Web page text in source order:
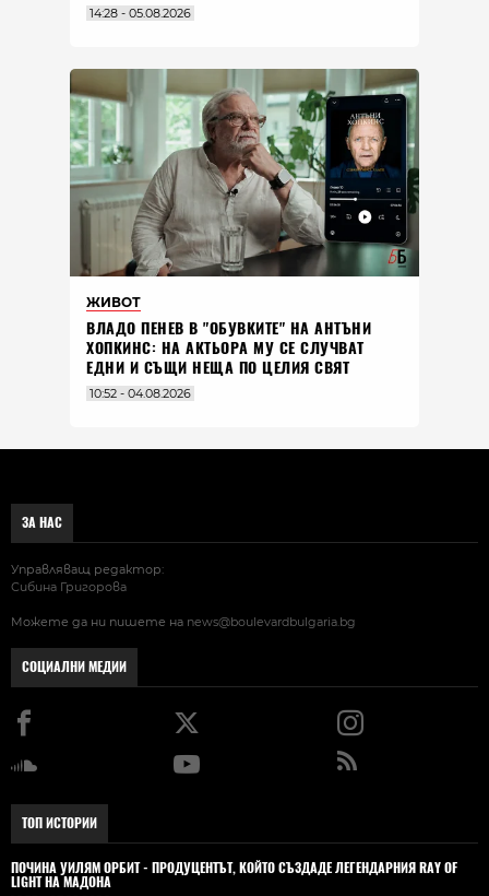
14:28 - 05.08.2026
ЖИВОТ
ВЛАДO ПЕНЕВ В "ОБУВКИТЕ" НА АНТЪНИ
ХОПКИНС: НА АКТЬОРА МУ СЕ СЛУЧВАТ
ЕДНИ И СЪЩИ НЕЩА ПО ЦЕЛИЯ СВЯТ
10:52 - 04.08.2026
ЗА НАС
Управляващ редактор:
Сибина Григорова
Можете да ни пишете на news@boulevardbulgaria.bg
СОЦИАЛНИ МЕДИИ
ТОП ИСТОРИИ
ПОЧИНА УИЛЯМ ОРБИТ - ПРОДУЦЕНТЪТ, КОЙТО СЪЗДАДЕ ЛЕГЕНДАРНИЯ RAY OF
LIGHT НА МАДОНА